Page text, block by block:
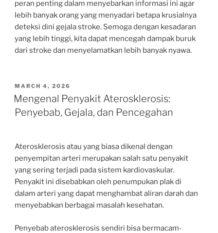
peran penting dalam menyebarkan informasi ini agar
lebih banyak orang yang menyadari betapa krusialnya
deteksi dini gejala stroke. Semoga dengan kesadaran
yang lebih tinggi, kita dapat mencegah dampak buruk
dari stroke dan menyelamatkan lebih banyak nyawa.
POSTED
ON
MARCH 4, 2026
Mengenal Penyakit Aterosklerosis:
Penyebab, Gejala, dan Pencegahan
Aterosklerosis atau yang biasa dikenal dengan
penyempitan arteri merupakan salah satu penyakit
yang sering terjadi pada sistem kardiovaskular.
Penyakit ini disebabkan oleh penumpukan plak di
dalam arteri yang dapat menghambat aliran darah dan
menyebabkan berbagai masalah kesehatan.
Penyebab aterosklerosis sendiri bisa bermacam-